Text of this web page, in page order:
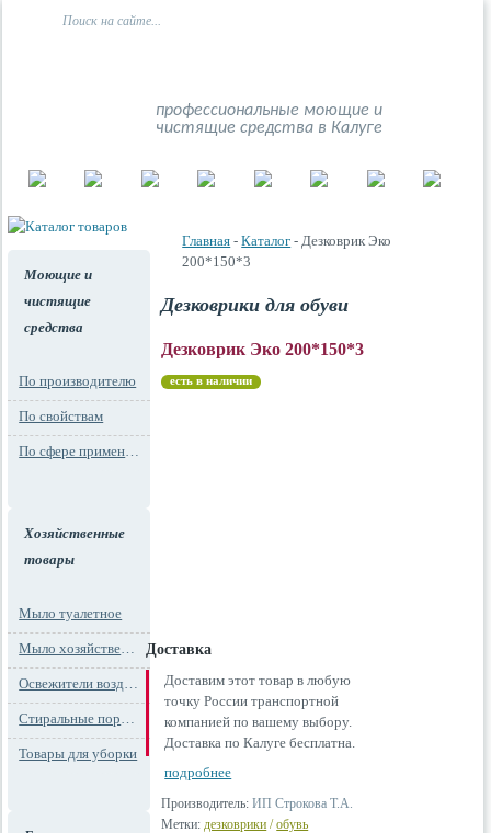
профессиональные моющие и
чистящие средства в Калуге
Моющие и
чистящие
средства
По производителю
По свойствам
По сфере применения
Хозяйственные
товары
Мыло туалетное
Мыло хозяйственное
Освежители воздуха
Стиральные порошки
Товары для уборки
Главная -Каталог - Дезковрик Эко
200*150*3
Дезковрики для обуви
Дезковрик Эко 200*150*3
есть в наличии
Доставка
Доставим этот товар в любую
точку России транспортной
компанией по вашему выбору.
Доставка по Калуге бесплатна.
подробнее
Производитель: ИП Строкова Т.А.
Метки: дезковрики /обувь